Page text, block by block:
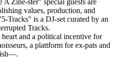
Zine-ster" special guests are
values, production, and
Tracks" is a DJ-set curated by an
Tracks.
and a political incentive for
a plattform for ex-pats and